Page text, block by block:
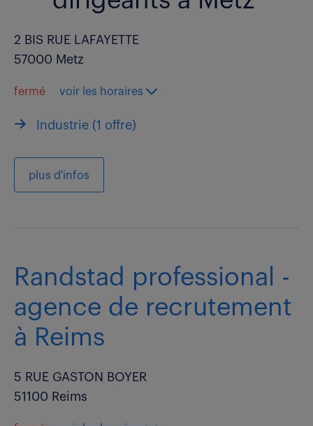
2 BIS RUE LAFAYETTE
57000 Metz
fermé voir les horaires
Industrie (1 offre)
plus d'infos
Randstad professional -
agence de recrutement
à Reims
5 RUE GASTON BOYER
51100 Reims